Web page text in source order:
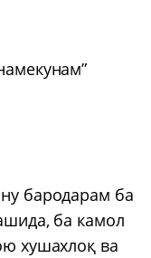
бародарам ба
ба камол
хушахлоқ ва